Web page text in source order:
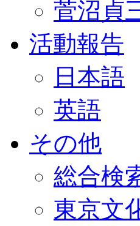
菅沼貞
活動報告
日本語
英語
その他
総合検
東京文